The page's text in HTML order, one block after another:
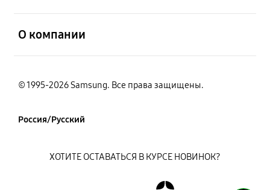
О компании
© 1995-2026 Samsung. Все права защищены.
Россия/Русский
ХОТИТЕ ОСТАВАТЬСЯ В КУРСЕ НОВИНОК?